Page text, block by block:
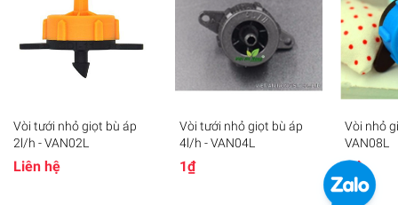
Vòi tưới nhỏ giọt bù áp
2l/h - VAN02L
Liên hệ
Vòi tưới nhỏ giọt bù áp
4l/h - VAN04L
1₫
Vòi nhỏ
VAN08L
1₫
Béc tưới nhỏ giọt cố định lưu lượng [mới]